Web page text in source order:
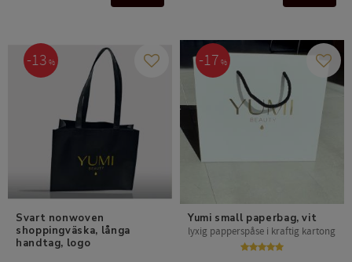
Svart nonwoven
shoppingväska, långa
handtag, logo
13 % Add to favorites
Yumi small paperbag, vit
lyxig papperspåse i kraftig kartong
17 % Add